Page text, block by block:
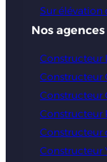
Sur élévation
Nos agences
Constructeur
Constructeur
Constructeur
Constructeur
Constructeur
Constructeur